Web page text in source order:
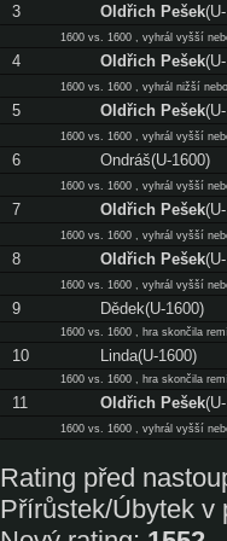
3 Oldřich Pešek
1600 vs. 1600 , vyhrál vyšší
4 Oldřich Pešek
1600 vs. 1600 , vyhrál nižší
5 Oldřich Pešek
1600 vs. 1600 , vyhrál vyšší
6 Ondráš(U-1600)
1600 vs. 1600 , vyhrál vyšší
7 Oldřich Pešek
1600 vs. 1600 , vyhrál vyšší
8 Oldřich Pešek
1600 vs. 1600 , vyhrál vyšší
9 Dědek(U-1600)
1600 vs. 1600 , hra skončila
10 Linda(U-1600)
1600 vs. 1600 , hra skončila
11 Oldřich Pešek
1600 vs. 1600 , vyhrál vyšší
Rating před
Přírůstek/Úbytek